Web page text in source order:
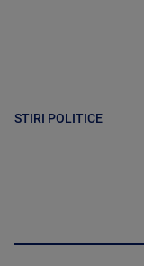
STIRI POLITICE